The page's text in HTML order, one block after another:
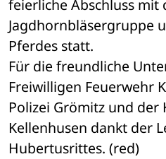
feierliche Abschluss mit
Jagdhornbläsergruppe
Pferdes statt.
Für die freundliche
Freiwilligen Feuerwehr
Polizei Grömitz und der
Kellenhusen dankt der
Hubertusrittes. (red)